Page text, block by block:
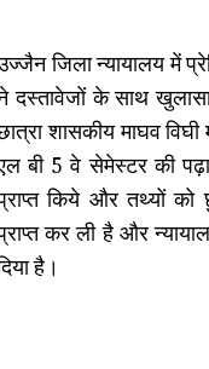
जिला न्यायालय में
दस्तावेजों के साथ
शासकीय माघव
बी 5 वे सेमेस्टर की
किये और तथ्यों
कर ली है और
है।